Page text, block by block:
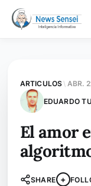
ARTICULOS\ ABR.
EDUARDO
El amor
SHARE +